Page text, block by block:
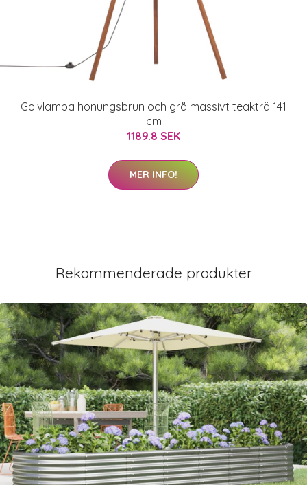
Golvlampa honungsbrun och grå massivt teakträ 141
cm
1189.8 SEK
MER INFO!
Rekommenderade produkter